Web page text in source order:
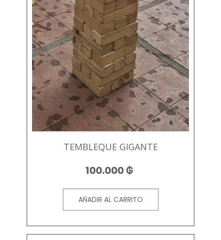
TEMBLEQUE GIGANTE
100.000₲
AÑADIR AL CARRITO